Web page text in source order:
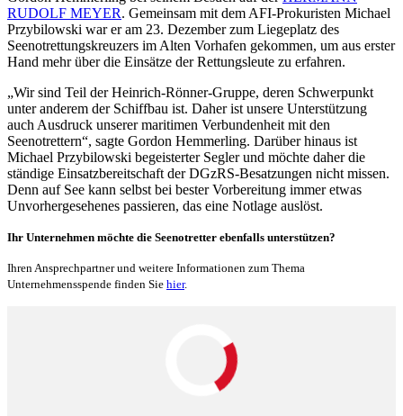
RUDOLF MEYER. Gemeinsam mit dem AFI-Prokuristen Michael
Przybilowski war er am 23. Dezember zum Liegeplatz des
Seenotrettungskreuzers im Alten Vorhafen gekommen, um aus erster
Hand mehr über die Einsätze der Rettungsleute zu erfahren.
„Wir sind Teil der Heinrich-Rönner-Gruppe, deren Schwerpunkt
unter anderem der Schiffbau ist. Daher ist unsere Unterstützung
auch Ausdruck unserer maritimen Verbundenheit mit den
Seenotrettern“, sagte Gordon Hemmerling. Darüber hinaus ist
Michael Przybilowski begeisterter Segler und möchte daher die
ständige Einsatzbereitschaft der DGzRS-Besatzungen nicht missen.
Denn auf See kann selbst bei bester Vorbereitung immer etwas
Unvorhergesehenes passieren, das eine Notlage auslöst.
Ihr Unternehmen möchte die Seenotretter ebenfalls unterstützen?
Ihren Ansprechpartner und weitere Informationen zum Thema
Unternehmensspende finden Sie hier.